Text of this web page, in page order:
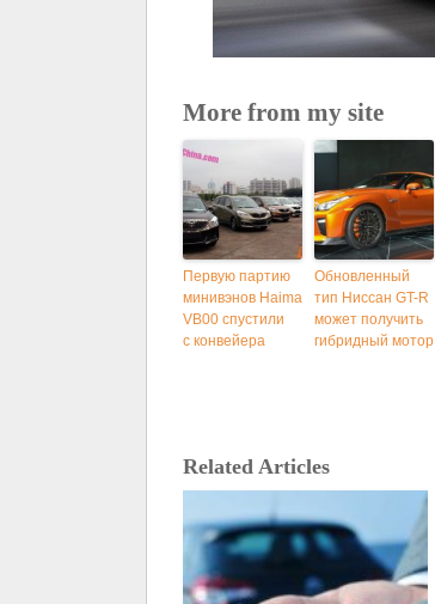
More from my site
Первую партию
минивэнов Haima
VB00 спустили
с конвейера
Обновленный
тип Ниссан GT-R
может получить
гибридный мотор
Related Articles